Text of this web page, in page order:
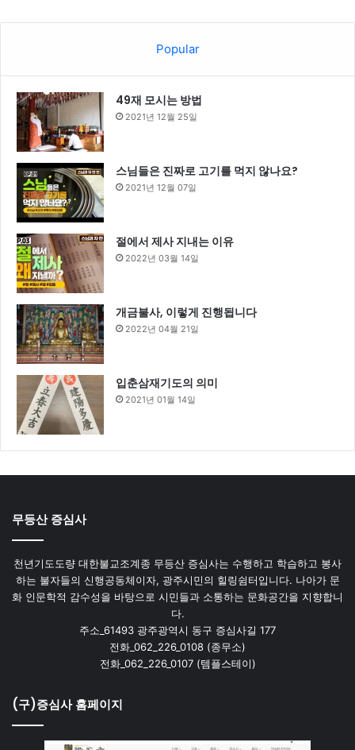
Popular
49재 모시는 방법
2021년 12월 25일
스님들은 진짜로 고기를 먹지 않나요?
2021년 12월 07일
절에서 제사 지내는 이유
2022년 03월 14일
개금불사, 이렇게 진행됩니다
2022년 04월 21일
입춘삼재기도의 의미
2021년 01월 14일
무등산 증심사
천년기도도량 대한불교조계종 무등산 증심사는 수행하고 학습하고 봉사
하는 불자들의 신행공동체이자, 광주시민의 힐링쉼터입니다. 나아가 문
화 인문학적 감수성을 바탕으로 시민들과 소통하는 문화공간을 지향합니
다.
주소_61493 광주광역시 동구 증심사길 177
전화_062_226_0108 (종무소)
전화_062_226_0107 (템플스테이)
(구)증심사 홈페이지